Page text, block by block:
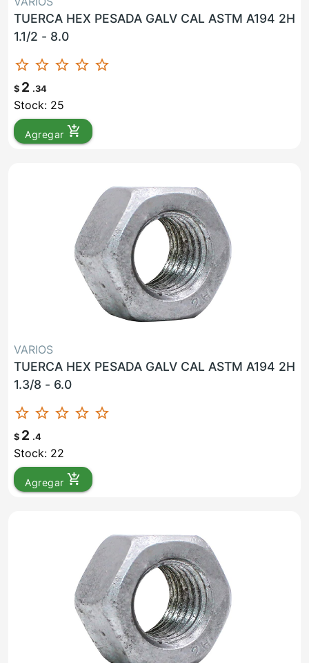
TUERCA HEX PESADA GALV CAL ASTM A194 2H
1.1/2 - 8.0
star_border star_border star_border star_border star_border
$ 2 .34
Stock: 25
Agregar add_shopping_cart
VARIOS
TUERCA HEX PESADA GALV CAL ASTM A194 2H
1.3/8 - 6.0
star_border star_border star_border star_border star_border
$ 2 .4
Stock: 22
Agregar add_shopping_cart